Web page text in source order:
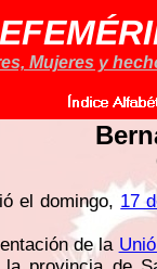
Mujeres y
el domingo, 17
de la